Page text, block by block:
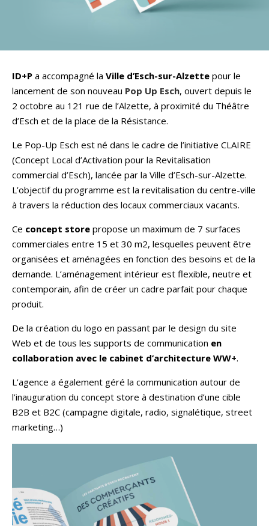
ID+P a accompagné la Ville d’Esch-sur-Alzette pour le
lancement de son nouveau Pop Up Esch, ouvert depuis le
2 octobre au 121 rue de l’Alzette, à proximité du Théâtre
d’Esch et de la place de la Résistance.
Le Pop-Up Esch est né dans le cadre de l’initiative CLAIRE
(Concept Local d’Activation pour la Revitalisation
commercial d’Esch), lancée par la Ville d’Esch-sur-Alzette.
L’objectif du programme est la revitalisation du centre-ville
à travers la réduction des locaux commerciaux vacants.
Ce concept store propose un maximum de 7 surfaces
commerciales entre 15 et 30 m2, lesquelles peuvent être
organisées et aménagées en fonction des besoins et de la
demande. L’aménagement intérieur est flexible, neutre et
contemporain, afin de créer un cadre parfait pour chaque
produit.
De la création du logo en passant par le design du site
Web et de tous les supports de communication en
collaboration avec le cabinet d’architecture WW+.
L’agence a également géré la communication autour de
l’inauguration du concept store à destination d’une cible
B2B et B2C (campagne digitale, radio, signalétique, street
marketing…)